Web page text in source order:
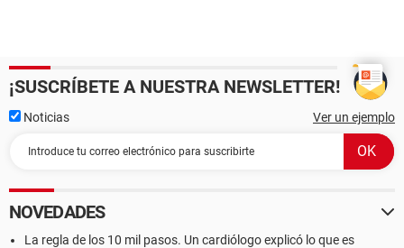
¡SUSCRÍBETE A NUESTRA NEWSLETTER!
Noticias Ver un ejemplo
NOVEDADES
La regla de los 10 mil pasos. Un cardiólogo explicó lo que es